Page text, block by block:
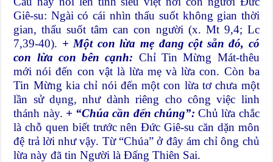
Giê-su: Ngài có cái nhìn thấu suốt không gian thời
gian, thấu suốt tâm can con người (x. Mt 9,4; Lc
7,39-40). + Một con lừa mẹ đang cột sẵn đó, có
con lừa con bên cạnh: Chỉ Tin Mừng Mát-thêu
mới nói đến con vật là lừa mẹ và lừa con. Còn ba
Tin Mừng kia chỉ nói đến một con lừa tơ chưa một
lần sử dụng, như dành riêng cho công việc linh
thánh này. + “Chúa cần đến chúng”: Chủ lừa chắc
là chỗ quen biết trước nên Đức Giê-su căn dặn môn
đệ trả lời như vậy. Từ “Chúa” ở đây ám chỉ ông chủ
lừa này đã tin Người là Đấng Thiên Sai.